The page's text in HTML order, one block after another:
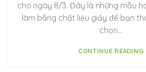
cho ngày 8/3. Đây là những mẫu
làm bằng chất liệu giấy để bạn
chọn…
CONTINUE READING